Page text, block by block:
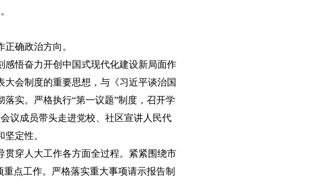
确政治方向。
悟奋力开创中国式现代化建设新局面作
会制度的重要思想，与《习近平谈治国
实。严格执行“第一议题”制度，召开学
议成员带头走进党校、社区宣讲人民代
定性。
穿人大工作各方面全过程。紧紧围绕市
点工作。严格落实重大事项请示报告制